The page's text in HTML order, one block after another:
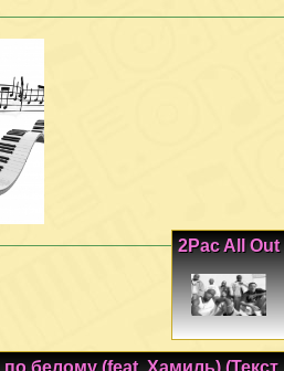
2Pac All Out